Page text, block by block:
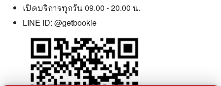
เปิดบริการทุกวัน 09.00 - 20.00 น.
LINE ID: @getbookie